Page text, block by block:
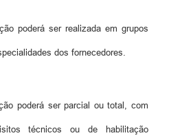
poderá ser realizada em grupos
dos fornecedores.
poderá ser parcial ou total, com
técnicos ou de habilitação